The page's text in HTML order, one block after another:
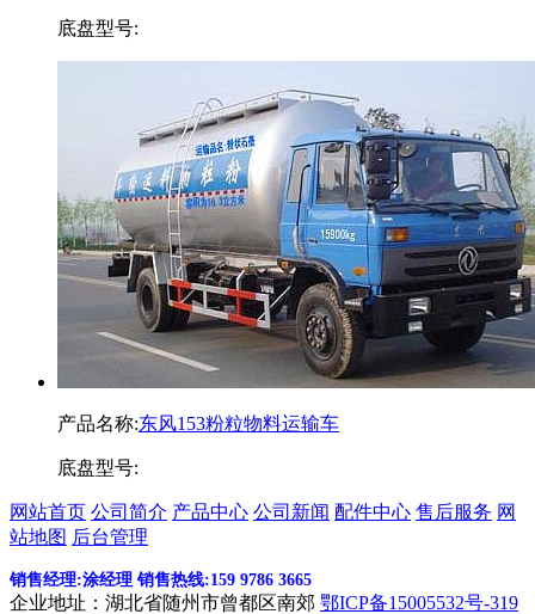
底盘型号:
产品名称:东风153粉粒物料运输车
底盘型号:
网站首页 公司简介 产品中心 公司新闻 配件中心 售后服务 网
站地图 后台管理
销售经理:涂经理 销售热线:159 9786 3665
企业地址：湖北省随州市曾都区南郊 鄂ICP备15005532号-319